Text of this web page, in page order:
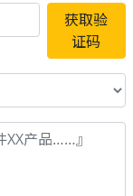
获取验
证码